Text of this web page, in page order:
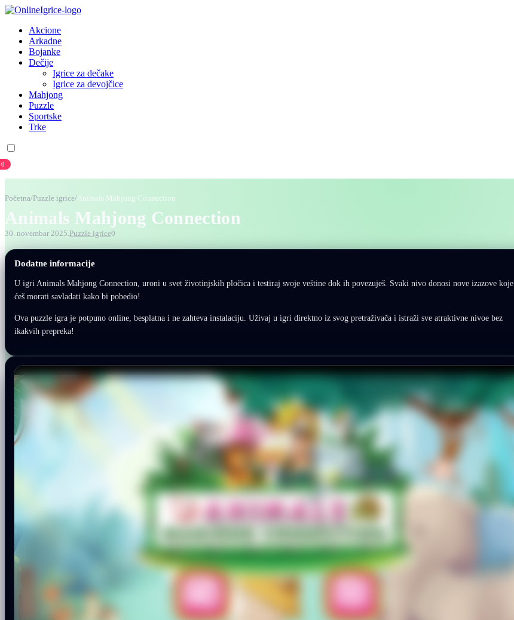
Akcione
Arkadne
Bojanke
Dečije
Igrice za dečake
Igrice za devojčice
Mahjong
Puzzle
Sportske
Trke
0
Početna/ Puzzle igrice/Animals Mahjong Connection
Animals Mahjong Connection
30. novembar 2025.Puzzle igrice0
Dodatne informacije
U igri Animals Mahjong Connection, uroni u svet životinjskih pločica i testiraj svoje veštine dok ih povezuješ. Svaki nivo donosi nove izazove koje
ćeš morati savladati kako bi pobedio!
Ova puzzle igra je potpuno online, besplatna i ne zahteva instalaciju. Uživaj u igri direktno iz svog pretraživača i istraži sve atraktivne nivoe bez
ikakvih prepreka!